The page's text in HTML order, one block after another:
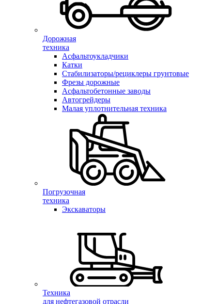
Дорожная
техника
Асфальтоукладчики
Катки
Стабилизаторы/рециклеры грунтовые
Фрезы дорожные
Асфальтобетонные заводы
Автогрейдеры
Малая уплотнительная техника
Погрузочная
техника
Экскаваторы
Техника
для нефтегазовой отрасли